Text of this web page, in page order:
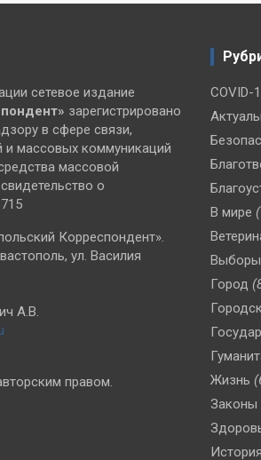
сетевое издание
зарегистрировано
в сфере связи,
и массовых коммуникаций
массовой
о
Корреспондент».
ул. Василия
А.В.
правом.
COVID-
В мире
Выборы
Город
Жизнь
Законы
История